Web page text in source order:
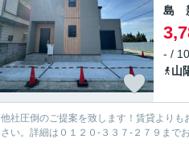
島
- /
山
他社圧倒のご提案を致します！賃貸より
さい。詳細は０１２０-３３７-２７９まで